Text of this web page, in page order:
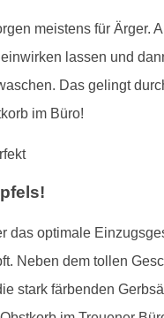
meistens für
lassen und
Das gelingt
im Büro!
das optimale
Neben dem tollen
stark färbenden